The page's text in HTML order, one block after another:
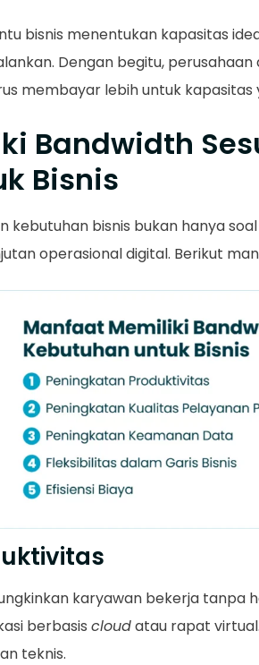
bisnis menentukan kapasitas
Dengan begitu,
membayar lebih untuk kapasitas
Bandwidth
Bisnis
kebutuhan bisnis bukan hanya
operasional digital. Berikut
karyawan bekerja tanpa
berbasis cloudatau rapat
teknis.